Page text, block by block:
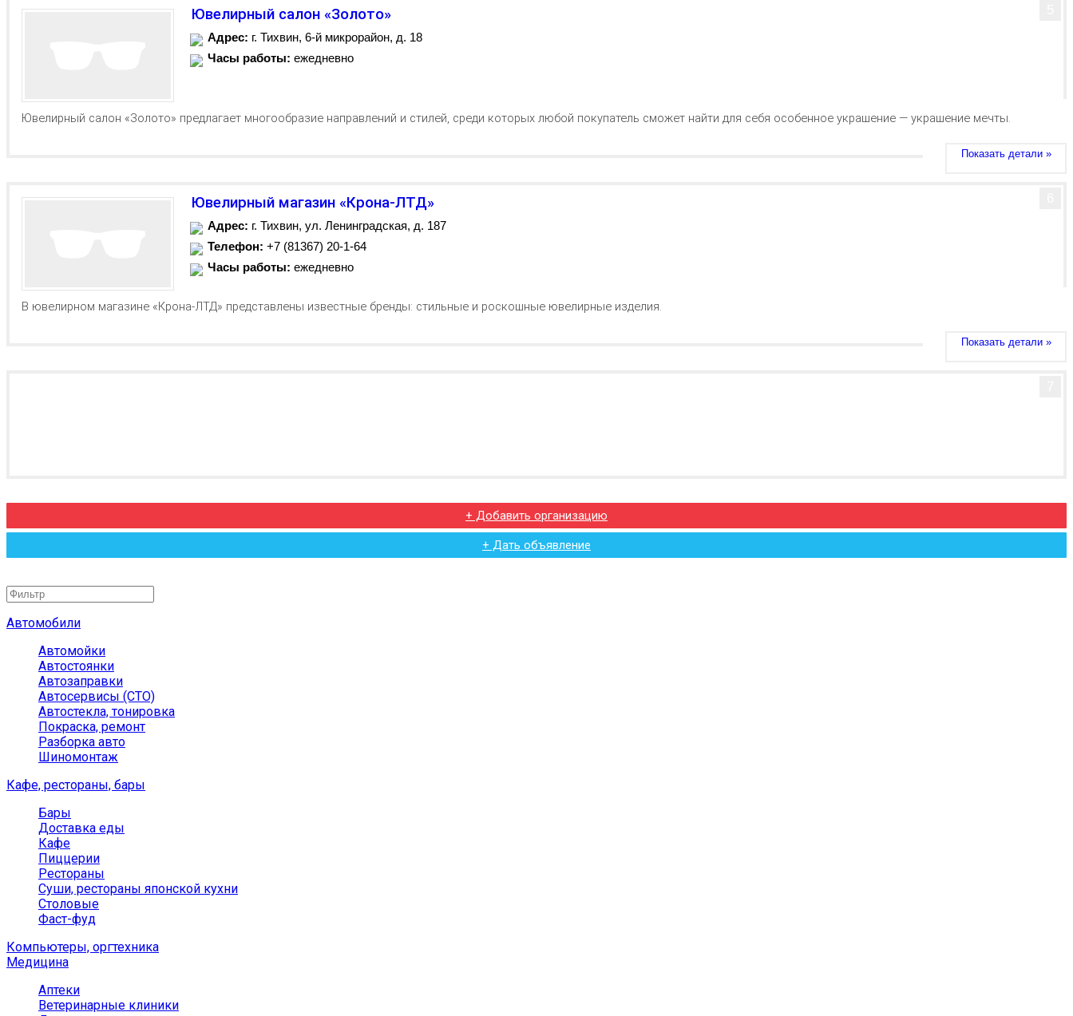
Ювелирный салон «Золото»
Адрес: г. Тихвин, 6-й микрорайон, д. 18
Часы работы: ежедневно
Ювелирный салон «Золото» предлагает многообразие направлений и стилей, среди которых любой покупатель сможет найти для себя особенное украшение — украшение мечты.
Показать детали »
Ювелирный магазин «Крона-ЛТД»
Адрес: г. Тихвин, ул. Ленинградская, д. 187
Телефон: +7 (81367) 20-1-64
Часы работы: ежедневно
В ювелирном магазине «Крона-ЛТД» представлены известные бренды: стильные и роскошные ювелирные изделия.
Показать детали »
+ Добавить организацию
+ Дать объявление
Автомобили
Автомойки
Автостоянки
Автозаправки
Автосервисы (СТО)
Автостекла, тонировка
Покраска, ремонт
Разборка авто
Шиномонтаж
Кафе, рестораны, бары
Бары
Доставка еды
Кафе
Пиццерии
Рестораны
Суши, рестораны японской кухни
Столовые
Фаст-фуд
Компьютеры, оргтехника
Медицина
Аптеки
Ветеринарные клиники